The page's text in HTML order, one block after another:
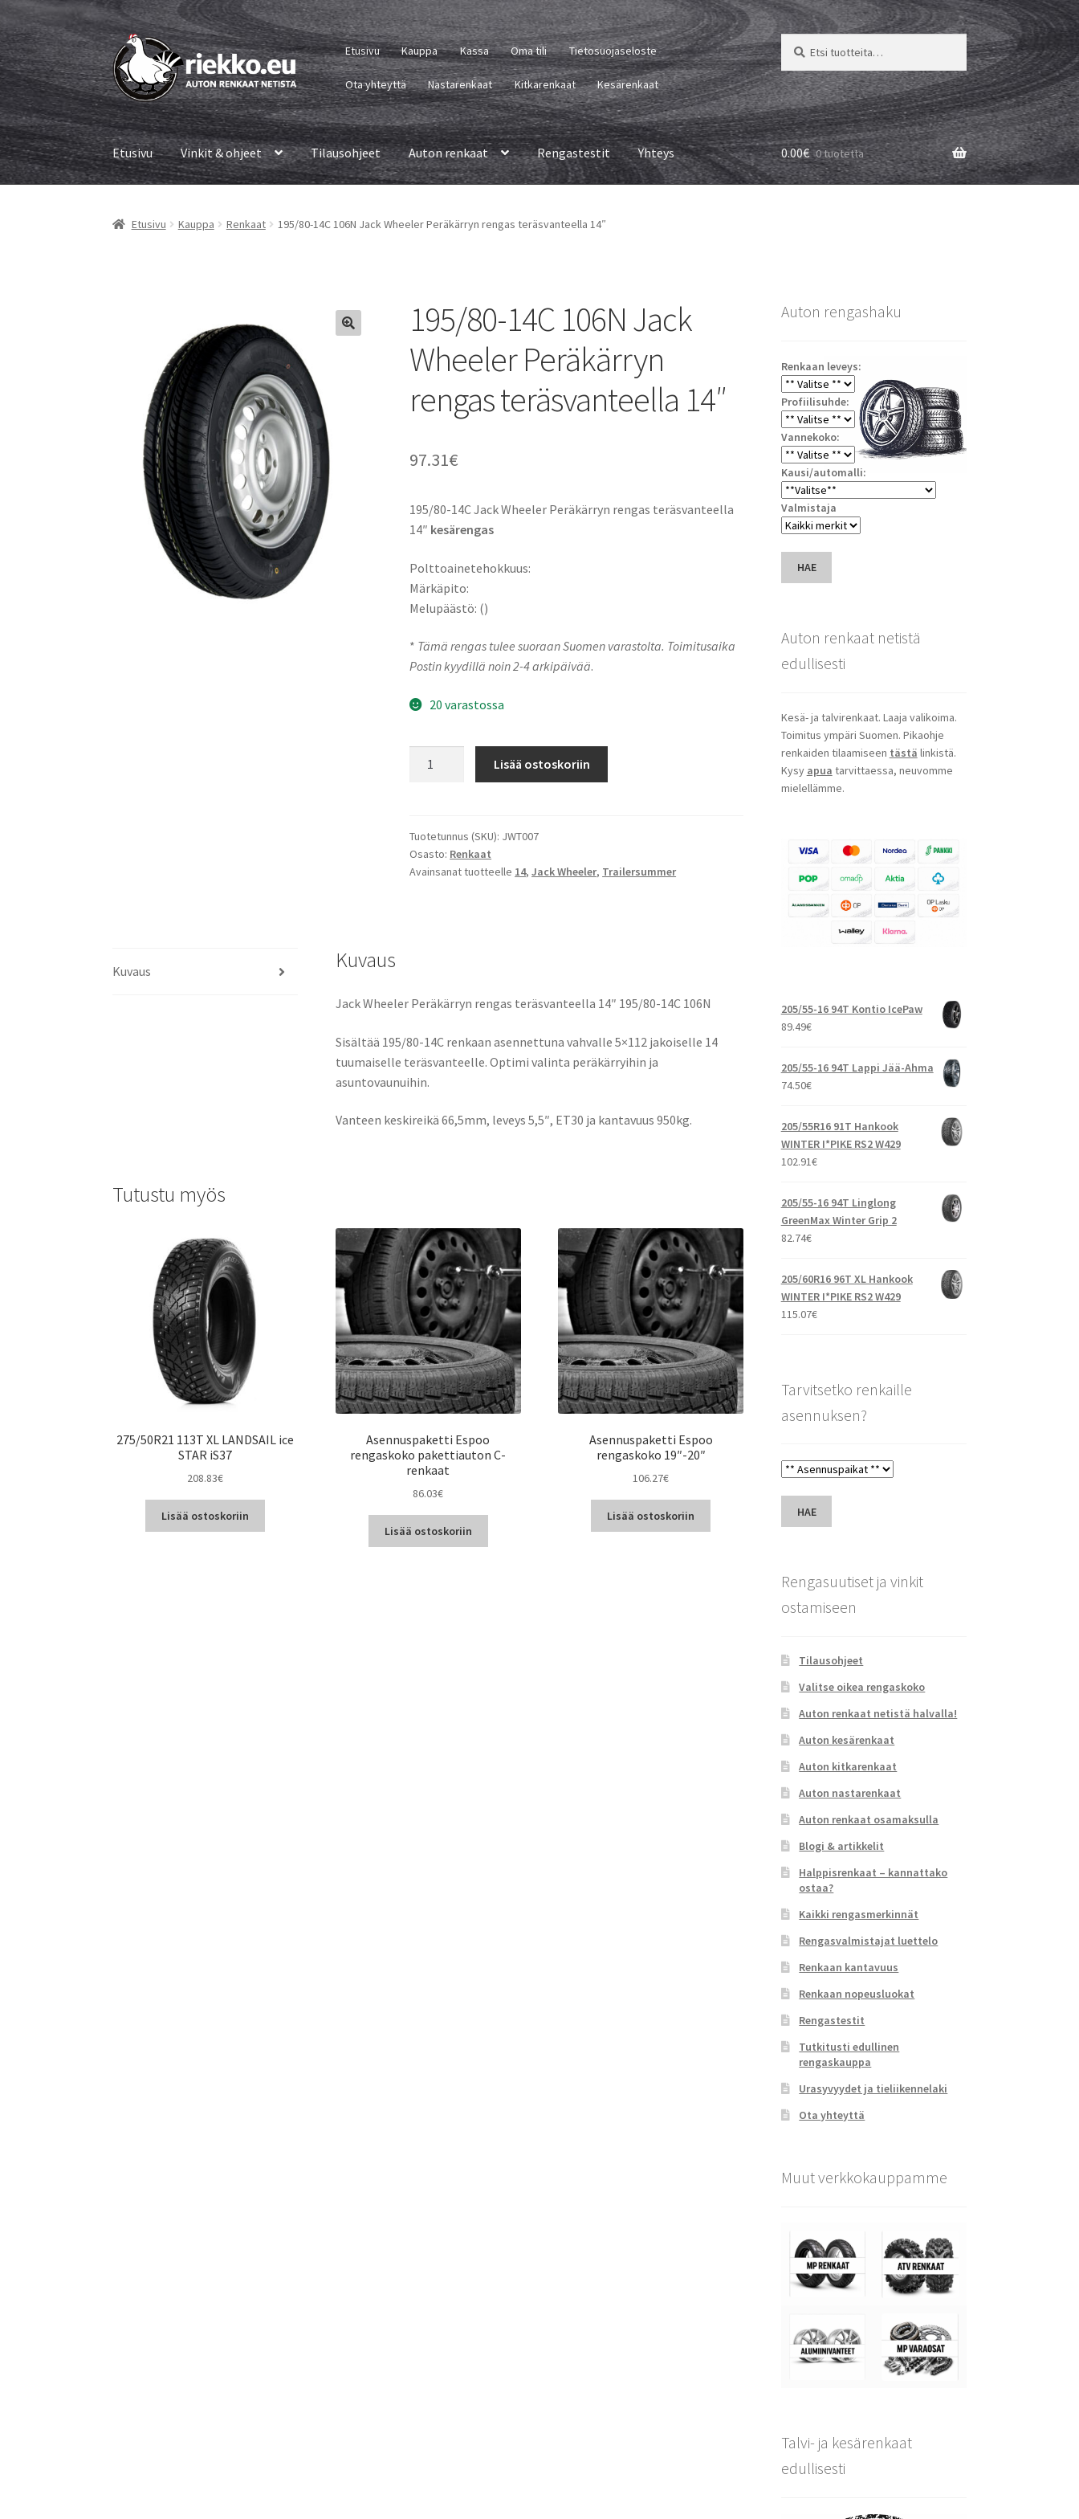
Siirry
navigointiin
Siirry
sisältöön
Etusivu Kauppa Kassa Oma tili Tietosuojaseloste
Ota yhteyttä Nastarenkaat Kitkarenkaat Kesärenkaat
Etsi:
Haku
Etusivu Vinkit & ohjeet Tilausohjeet Auton renkaat Rengastestit Yhteys 0.00€ 0 tuotetta
Etusivu Kauppa Renkaat 195/80-14C 106N Jack Wheeler Peräkärryn rengas teräsvanteella 14″
195/80-14C 106N Jack
Wheeler Peräkärryn
rengas teräsvanteella 14″
97.31€
195/80-14C Jack Wheeler Peräkärryn rengas teräsvanteella
14″ kesärengas
Polttoainetehokkuus:
Märkäpito:
Melupäästö: ()
* Tämä rengas tulee suoraan Suomen varastolta. Toimitusaika
Postin kyydillä noin 2-4 arkipäivää.
20 varastossa
Wheeler
Peräkärryn
rengas
Lisää ostoskoriin
Tuotetunnus (SKU): JWT007
Osasto: Renkaat
Avainsanat tuotteelle 14,Jack Wheeler, Trailersummer
Kuvaus Kuvaus
Jack Wheeler Peräkärryn rengas teräsvanteella 14″ 195/80-14C 106N
Sisältää 195/80-14C renkaan asennettuna vahvalle 5×112 jakoiselle 14
tuumaiselle teräsvanteelle. Optimi valinta peräkärryihin ja
asuntovaunuihin.
Vanteen keskireikä 66,5mm, leveys 5,5″, ET30 ja kantavuus 950kg.
Tutustu myös
275/50R21 113T XL LANDSAIL ice
STAR iS37
208.83€
Lisää ostoskoriin
Asennuspaketti Espoo
rengaskoko pakettiauton C-
renkaat
86.03€
Lisää ostoskoriin
Asennuspaketti Espoo
rengaskoko 19″-20″
106.27€
Lisää ostoskoriin
Auton rengashaku
Renkaan leveys:
Profiilisuhde:
Vannekoko:
Kausi/automalli:
Valmistaja
HAE
Auton renkaat netistä
edullisesti
Kesä- ja talvirenkaat. Laaja valikoima.
Toimitus ympäri Suomen. Pikaohje
renkaiden tilaamiseen tästä linkistä.
Kysy apua tarvittaessa, neuvomme
mielellämme.
205/55-16 94T Kontio IcePaw
89.49€
205/55-16 94T Lappi Jää-Ahma
74.50€
205/55R16 91T Hankook
WINTER I*PIKE RS2 W429
102.91€
205/55-16 94T Linglong
GreenMax Winter Grip 2
82.74€
205/60R16 96T XL Hankook
WINTER I*PIKE RS2 W429
115.07€
Tarvitsetko renkaille
asennuksen?
HAE
Rengasuutiset ja vinkit
ostamiseen
Tilausohjeet
Valitse oikea rengaskoko
Auton renkaat netistä halvalla!
Auton kesärenkaat
Auton kitkarenkaat
Auton nastarenkaat
Auton renkaat osamaksulla
Blogi & artikkelit
Halppisrenkaat – kannattako
ostaa?
Kaikki rengasmerkinnät
Rengasvalmistajat luettelo
Renkaan kantavuus
Renkaan nopeusluokat
Rengastestit
Tutkitusti edullinen
rengaskauppa
Urasyvyydet ja tieliikennelaki
Ota yhteyttä
Muut verkkokauppamme
Talvi- ja kesärenkaat
edullisesti